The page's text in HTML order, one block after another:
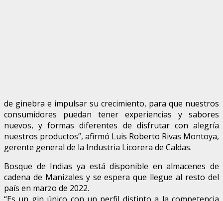
de ginebra e impulsar su crecimiento, para que nuestros
consumidores puedan tener experiencias y sabores
nuevos, y formas diferentes de disfrutar con alegría
nuestros productos”, afirmó Luis Roberto Rivas Montoya,
gerente general de la Industria Licorera de Caldas.
Bosque de Indias ya está disponible en almacenes de
cadena de Manizales y se espera que llegue al resto del
país en marzo de 2022.